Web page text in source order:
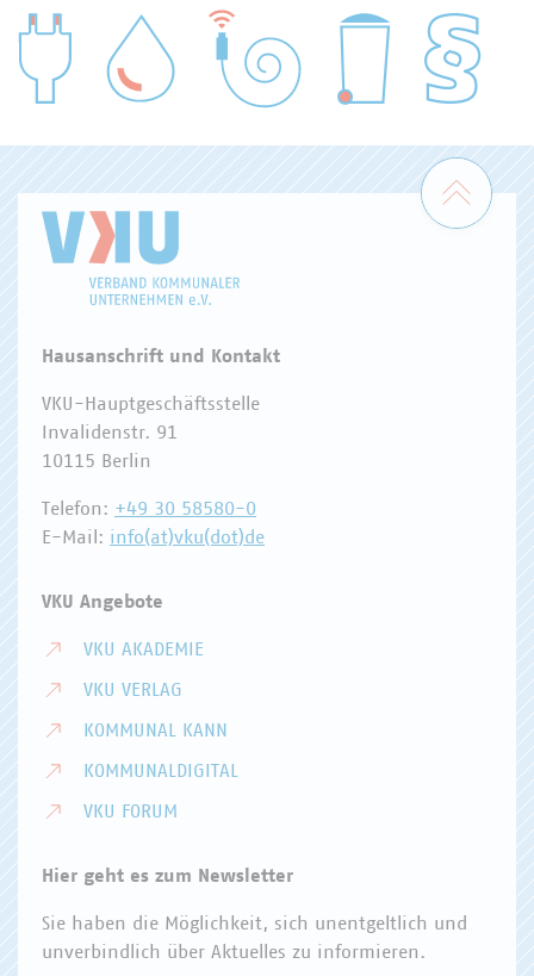
WASSER/ABWASSER
Zum
Hausanschrift und Kontakt
VKU-Hauptgeschäftsstelle
Invalidenstr. 91
10115 Berlin
Telefon: +49 30 58580-0
E-Mail: info(at)vku(dot)de
VKU Angebote
VKU AKADEMIE
VKU VERLAG
KOMMUNAL KANN
KOMMUNALDIGITAL
VKU FORUM
Hier geht es zum Newsletter
Sie haben die Möglichkeit, sich unentgeltlich und
unverbindlich über Aktuelles zu informieren.